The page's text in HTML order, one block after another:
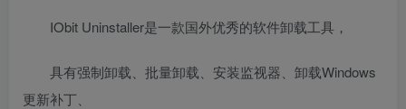
IObit Uninstaller是一款国外优秀的软件卸载工具，
具有强制卸载、批量卸载、安装监视器、卸载Windows
更新补丁、